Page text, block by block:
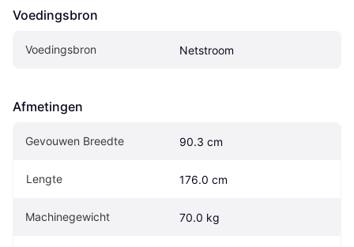
Voedingsbron
Voedingsbron Netstroom
Afmetingen
Gevouwen Breedte 90.3 cm
Lengte 176.0 cm
Machinegewicht 70.0 kg